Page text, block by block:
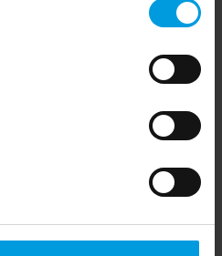
w tym m.in. z